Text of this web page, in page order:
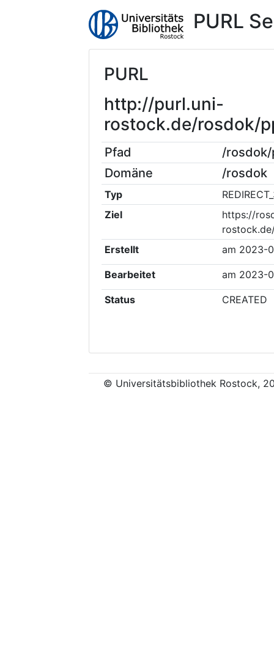
PURL
PURL
http://purl.uni-
rostock.de/rosdok/
Pfad
/rosdok/
Domäne
/rosdok
Typ
Ziel
https://
Erstellt
am 2023-
Bearbeitet am 2023-
Status CREATED
© Universitätsbibliothek Rostock,